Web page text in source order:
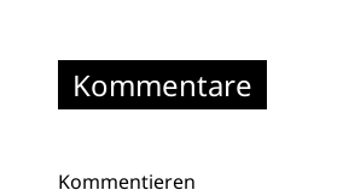
Kommentare
Kommentieren